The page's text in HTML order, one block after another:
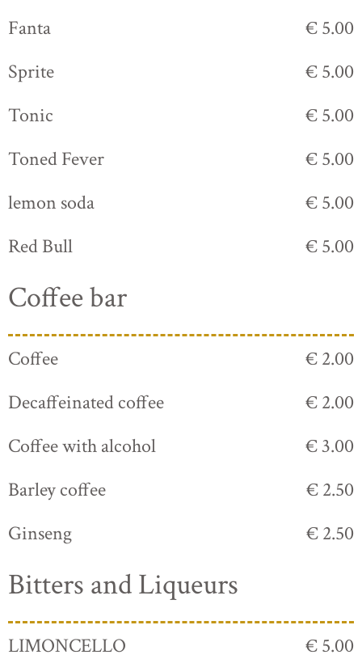
Fanta
€ 5.00
Sprite
€ 5.00
Tonic
€ 5.00
Toned Fever
€ 5.00
lemon soda
€ 5.00
Red Bull
€ 5.00
Coffee bar
Coffee
€ 2.00
Decaffeinated coffee
€ 2.00
Coffee with alcohol
€ 3.00
Barley coffee
€ 2.50
Ginseng
€ 2.50
Bitters and Liqueurs
LIMONCELLO € 5.00